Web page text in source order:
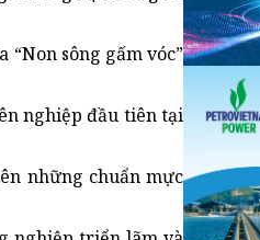
sông gấm vóc”
nghiệp đầu tiên tại
những chuẩn mực